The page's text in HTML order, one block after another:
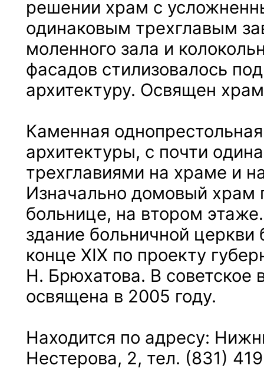
решении храм с
одинаковым трехглавым
моленного зала и
фасадов стилизовалось
архитектуру. Освящен
Каменная
архитектуры, с почти
трехглавиями на храме и
Изначально домовый храм
больнице, на втором
здание больничной церкви
конце XIX по проекту
Н. Брюхатова. В советское
освящена в 2005 году.
Находится по адресу:
Нестерова, 2, тел. (831)